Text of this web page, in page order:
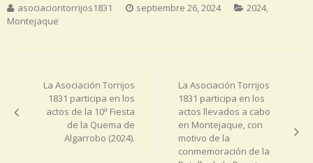
asociaciontorrijos1831 septiembre 26, 2024 2024,
Montejaque
entradasLa Asociación Torrijos
1831 participa en los
actos de la 10ª Fiesta
de la Quema de
Algarrobo (2024).
La Asociación Torrijos
1831 participa en los
actos llevados a cabo
en Montejaque, con
motivo de la
conmemoración de la